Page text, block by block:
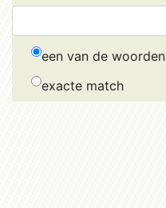
een van de woorden
exacte match